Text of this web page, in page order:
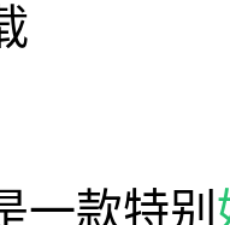
一款特别